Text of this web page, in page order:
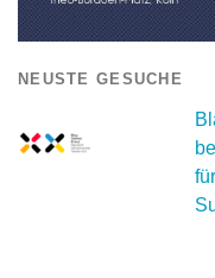
NEUSTE GESUCHE